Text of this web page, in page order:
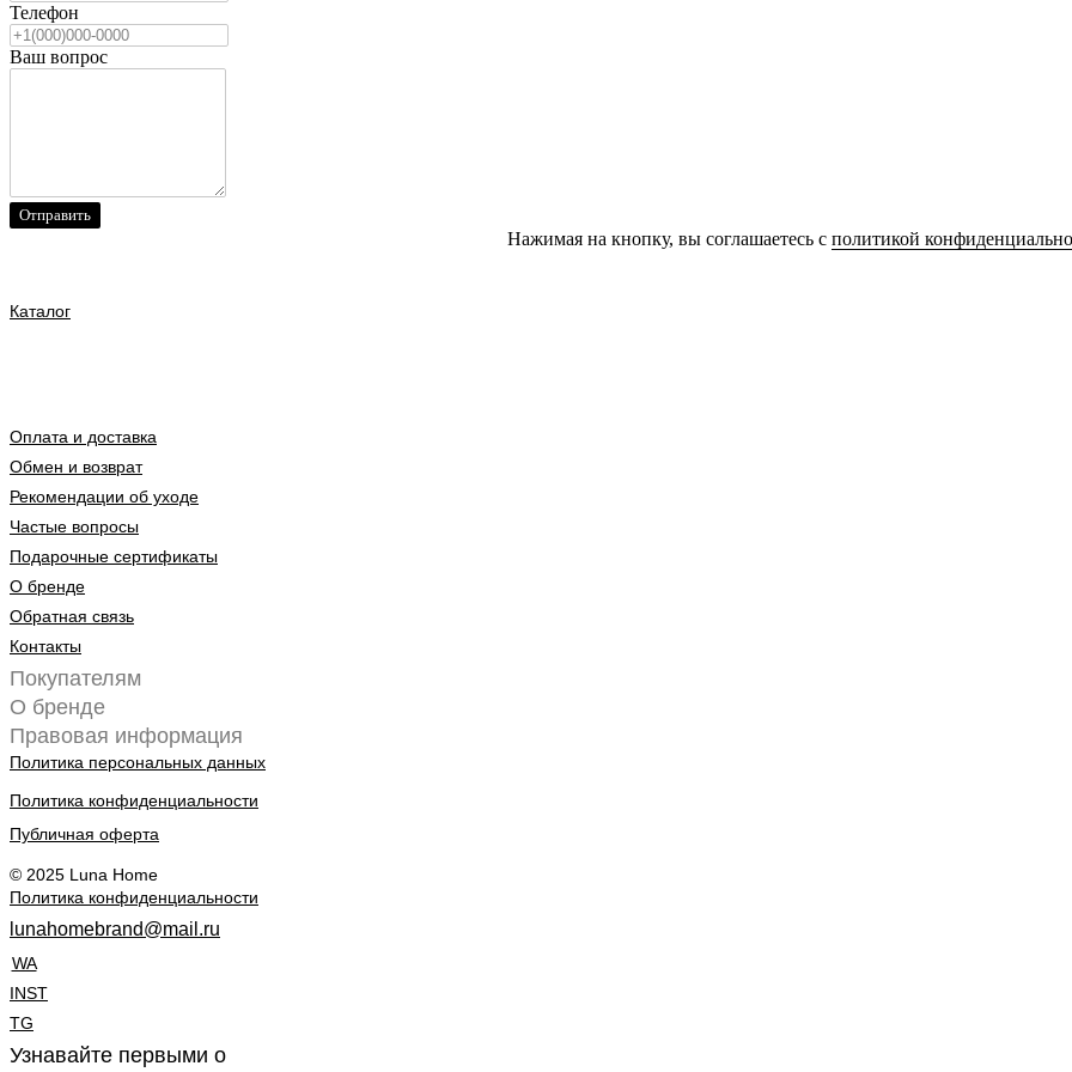
Каталог
Оплата и доставка
Обмен и возврат
Рекомендации об уходе
Частые вопросы
Подарочные сертификаты
О бренде
Обратная связь
Контакты
Покупателям
О бренде
Правовая информация
Политика персональных данных
Политика конфиденциальности
Публичная оферта
© 2025 Luna Home
Политика конфиденциальности
lunahomebrand@mail.ru
WA
INST
TG
Узнавайте первыми о
Телефон
Ваш вопрос
Отправить
Нажимая на кнопку, вы соглашаетесь с политикой